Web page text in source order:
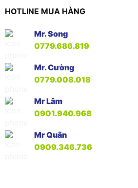
HOTLINE MUA HÀNG
Mr. Song
0779.686.819
Mr. Cường
0779.008.018
Mr Lâm
0901.940.968
Mr Quân
0909.346.736